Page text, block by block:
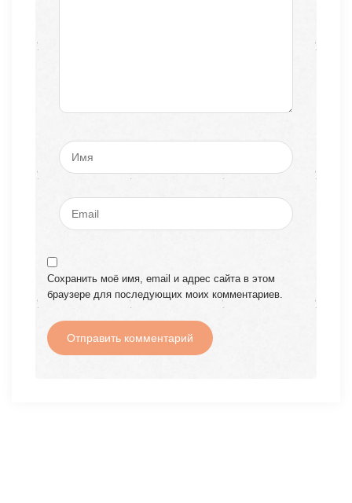
Сохранить моё имя, email и адрес сайта в этом
браузере для последующих моих комментариев.